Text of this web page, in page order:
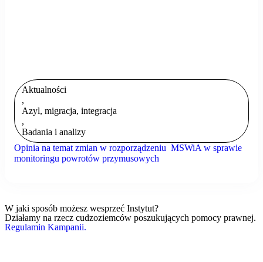
Aktualności
,
Azyl, migracja, integracja
,
Badania i analizy
Opinia na temat zmian w rozporządzeniu MSWiA w sprawie
monitoringu powrotów przymusowych
W jaki sposób możesz wesprzeć Instytut?
Działamy na rzecz cudzoziemców poszukujących pomocy prawnej.
Regulamin Kampanii.